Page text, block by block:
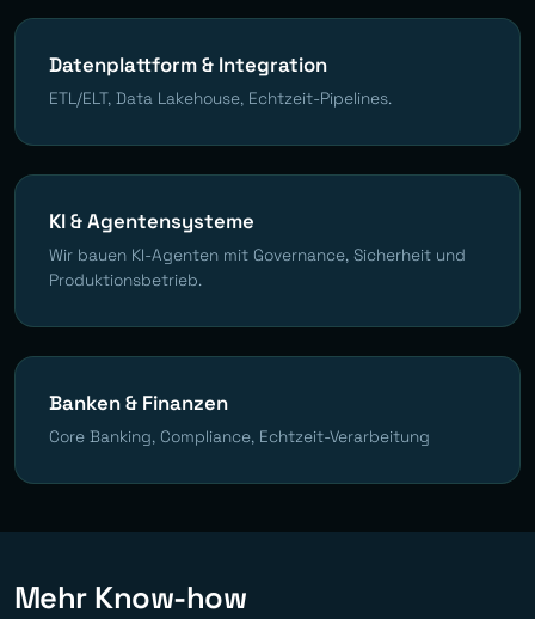
Datenplattform & Integration
ETL/ELT, Data Lakehouse, Echtzeit-Pipelines.
KI & Agentensysteme
Wir bauen KI-Agenten mit Governance, Sicherheit und
Produktionsbetrieb.
Banken & Finanzen
Core Banking, Compliance, Echtzeit-Verarbeitung
Mehr Know-how